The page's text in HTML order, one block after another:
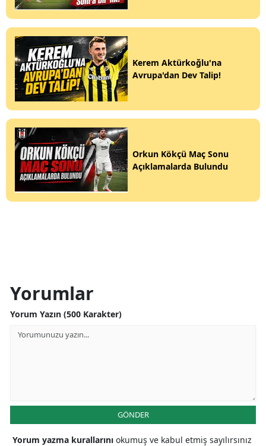
Kerem Aktürkoğlu'na
Avrupa'dan Dev Talip!
Orkun Kökçü Maç Sonu
Açıklamalarda Bulundu
Yorumlar
Yorum Yazın (500 Karakter)
GÖNDER
Yorum yazma kurallarını okumuş ve kabul etmiş sayılırsınız